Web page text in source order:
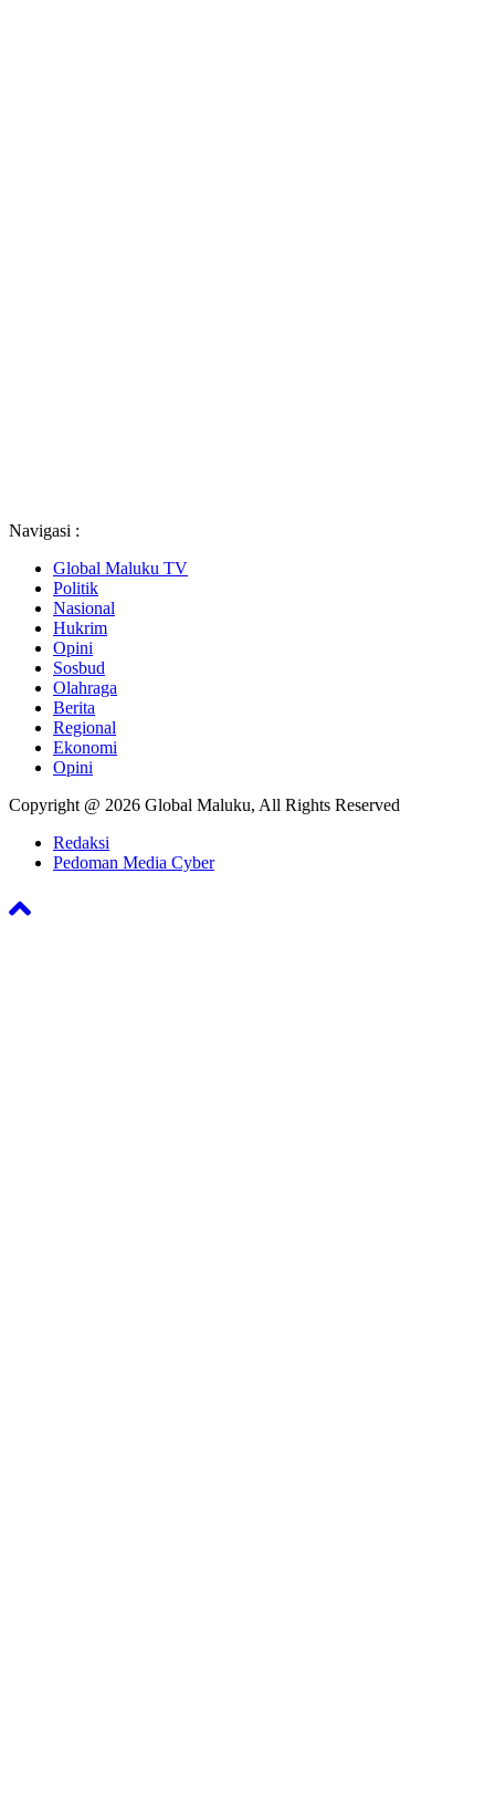
Navigasi :
Global Maluku TV
Politik
Nasional
Hukrim
Opini
Sosbud
Olahraga
Berita
Regional
Ekonomi
Opini
Copyright @ 2026 Global Maluku, All Rights Reserved
Redaksi
Pedoman Media Cyber